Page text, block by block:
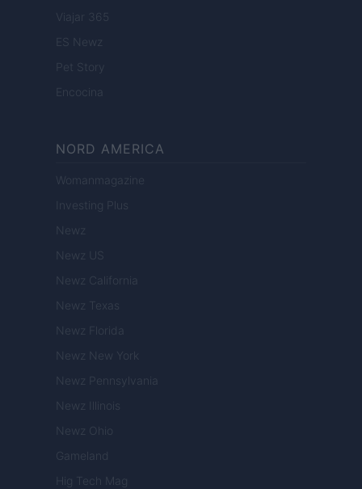
Viajar 365
ES Newz
Pet Story
Encocina
NORD AMERICA
Womanmagazine
Investing Plus
Newz
Newz US
Newz California
Newz Texas
Newz Florida
Newz New York
Newz Pennsylvania
Newz Illinois
Newz Ohio
Gameland
Hig Tech Mag